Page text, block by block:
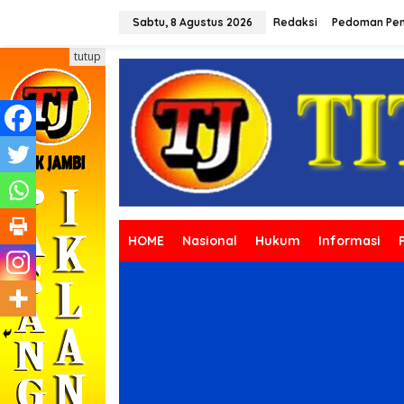
k
e
k
n
Sabtu, 8 Agustus 2026 Redaksi Pedoman
HOME Nasional Hukum Informasi
tutup